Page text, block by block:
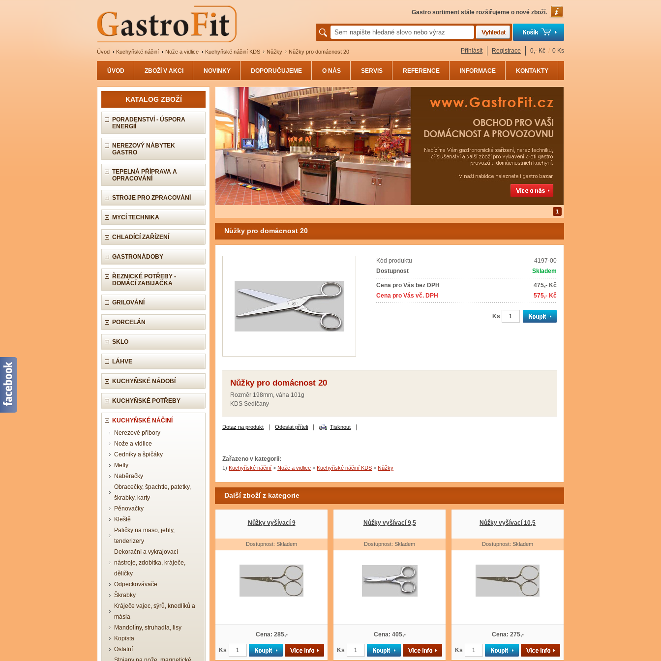
Úvod Kuchyňské náčiní Nože a vidlice Kuchyňské náčiní KDS Nůžky Nůžky pro domácnost 20
Gastro sortiment stále rozšiřujeme o nové zboží.
Přihlásit Registrace 0,- Kč / 0 Ks
ÚVOD ZBOŽÍ V AKCI NOVINKY DOPORUČUJEME O NÁS SERVIS REFERENCE INFORMACE KONTAKTY
KATALOG ZBOŽÍ
PORADENSTVÍ - ÚSPORA
ENERGIÍ
NEREZOVÝ NÁBYTEK
GASTRO
TEPELNÁ PŘÍPRAVA A
OPRACOVÁNÍ
STROJE PRO ZPRACOVÁNÍ
MYCÍ TECHNIKA
CHLADÍCÍ ZAŘÍZENÍ
GASTRONÁDOBY
ŘEZNICKÉ POTŘEBY -
DOMÁCÍ ZABIJAČKA
GRILOVÁNÍ
PORCELÁN
SKLO
LÁHVE
KUCHYŇSKÉ NÁDOBÍ
KUCHYŇSKÉ POTŘEBY
KUCHYŇSKÉ NÁČINÍ
Nerezové příbory
Nože a vidlice
Cedníky a špičáky
Metly
Naběračky
Obracečky, špachtle, patetky,
škrabky, karty
Pěnovačky
Kleště
Paličky na maso, jehly,
tenderizery
Dekorační a vykrajovací
nástroje, zdobítka, kráječe,
děličky
Odpeckovávače
Škrabky
Kráječe vajec, sýrů, knedlíků a
másla
Mandolíny, struhadla, lisy
Kopista
Ostatní
1
Nůžky pro domácnost 20
Kód produktu
4197-00
Dostupnost
Skladem
Cena pro Vás bez DPH
475,- Kč
Cena pro Vás vč. DPH
575,- Kč
Ks
Nůžky pro domácnost 20
Rozměr 198mm, váha 101g
KDS Sedlčany
Dotaz na produkt Odeslat příteli Tisknout
Zařazeno v kategorii:
1) Kuchyňské náčiní > Nože a vidlice > Kuchyňské náčiní KDS > Nůžky
Další zboží z kategorie
Nůžky vyšívací 9
Dostupnost: Skladem
Cena: 285,-
Ks
Nůžky vyšívací 9,5
Dostupnost: Skladem
Cena: 405,-
Ks
Nůžky vyšívací 10,5
Dostupnost: Skladem
Cena: 275,-
Ks